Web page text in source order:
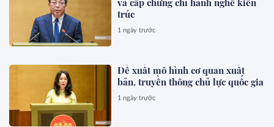
và cấp chứng chỉ hành nghề kiến
trúc
1 ngày trước
Đề xuất mô hình cơ quan xuất
bản, truyền thông chủ lực quốc gia
1 ngày trước